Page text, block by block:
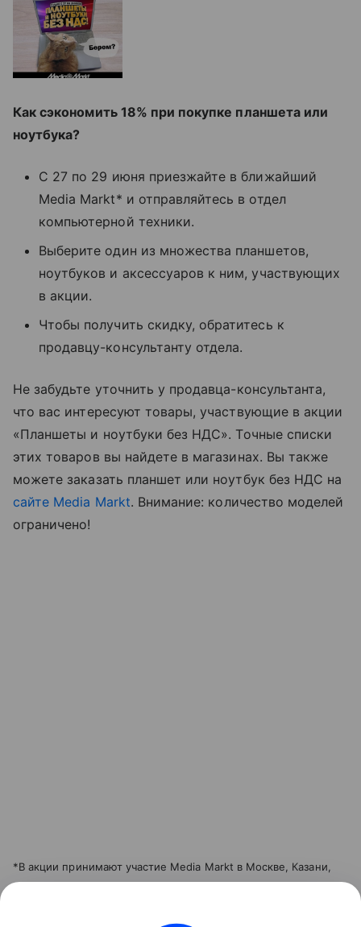
Как сэкономить 18% при покупке планшета или
ноутбука?
С 27 по 29 июня приезжайте в ближайший
Media Markt* и отправляйтесь в отдел
компьютерной техники.
Выберите один из множества планшетов,
ноутбуков и аксессуаров к ним, участвующих
в акции.
Чтобы получить скидку, обратитесь к
продавцу-консультанту отдела.
Не забудьте уточнить у продавца-консультанта,
что вас интересуют товары, участвующие в акции
«Планшеты и ноутбуки без НДС». Точные списки
этих товаров вы найдете в магазинах. Вы также
можете заказать планшет или ноутбук без НДС на
сайте Media Markt. Внимание: количество моделей
ограничено!
*В акции принимают участие Media Markt в Москве, Казани,